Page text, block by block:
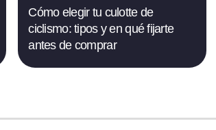
Cómo elegir tu culotte de
ciclismo: tipos y en qué fijarte
antes de comprar